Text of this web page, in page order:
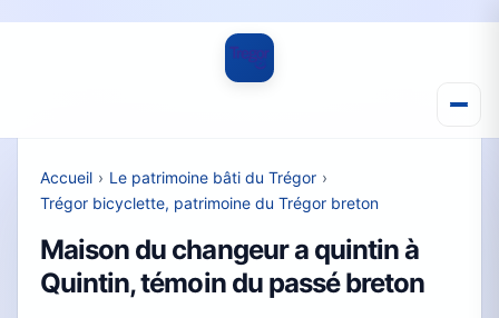
Accueil › Le patrimoine bâti du Trégor ›
Trégor bicyclette, patrimoine du Trégor breton
Maison du changeur a quintin à
Quintin, témoin du passé breton